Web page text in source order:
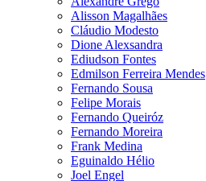
Alisson Magalhães
Cláudio Modesto
Dione Alexsandra
Ediudson Fontes
Edmilson Ferreira Mendes
Fernando Sousa
Felipe Morais
Fernando Queiróz
Fernando Moreira
Frank Medina
Eguinaldo Hélio
Joel Engel